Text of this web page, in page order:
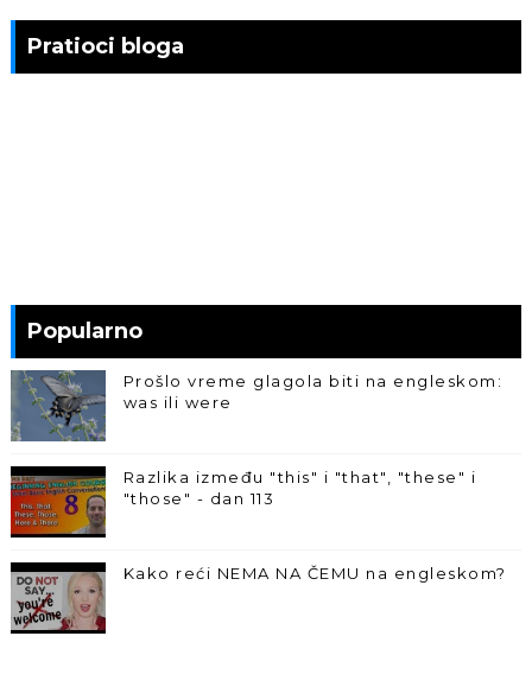
Pratioci bloga
Popularno
Prošlo vreme glagola biti na engleskom:
was ili were
Razlika između "this" i "that", "these" i
"those" - dan 113
Kako reći NEMA NA ČEMU na engleskom?